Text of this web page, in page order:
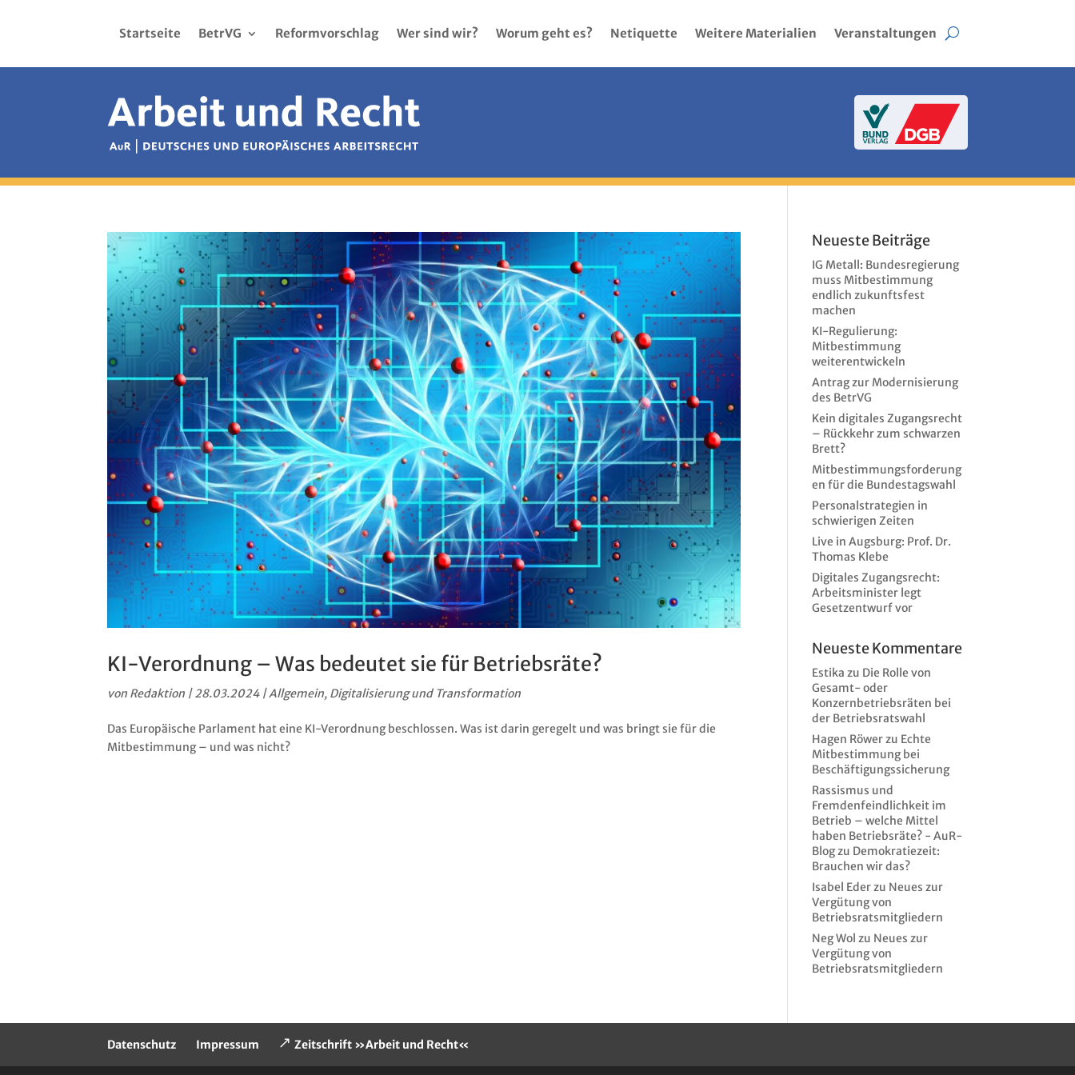
Startseite BetrVG Reformvorschlag Wer sind wir? Worum geht es? Netiquette Weitere Materialien Veranstaltungen
KI-Verordnung – Was bedeutet sie für Betriebsräte?
von Redaktion | 28.03.2024|Allgemein, Digitalisierung und Transformation
Das Europäische Parlament hat eine KI-Verordnung beschlossen. Was ist darin geregelt und was bringt sie für die
Mitbestimmung – und was nicht?
Neueste Beiträge
IG Metall: Bundesregierung
muss Mitbestimmung
endlich zukunftsfest
machen
KI-Regulierung:
Mitbestimmung
weiterentwickeln
Antrag zur Modernisierung
des BetrVG
Kein digitales Zugangsrecht
– Rückkehr zum schwarzen
Brett?
Mitbestimmungsforderung
en für die Bundestagswahl
Personalstrategien in
schwierigen Zeiten
Live in Augsburg: Prof. Dr.
Thomas Klebe
Digitales Zugangsrecht:
Arbeitsminister legt
Gesetzentwurf vor
Neueste Kommentare
Estika zu Die Rolle von
Gesamt- oder
Konzernbetriebsräten bei
der Betriebsratswahl
Hagen Röwerzu Echte
Mitbestimmung bei
Beschäftigungssicherung
Rassismus und
Fremdenfeindlichkeit im
Betrieb – welche Mittel
haben Betriebsräte? - AuR-
Blogzu Demokratiezeit:
Brauchen wir das?
Isabel Ederzu Neues zur
Vergütung von
Betriebsratsmitgliedern
Neg Wol zu Neues zur
Vergütung von
Betriebsratsmitgliedern
Datenschutz Impressum Zeitschrift »Arbeit und Recht«